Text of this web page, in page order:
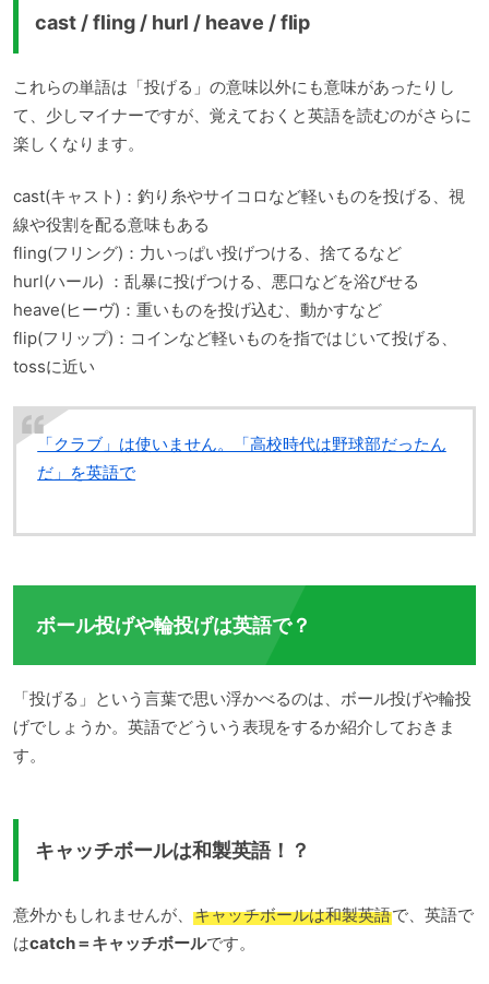
cast / fling / hurl / heave / flip
これらの単語は「投げる」の意味以外にも意味があったりし
て、少しマイナーですが、覚えておくと英語を読むのがさらに
楽しくなります。
cast(キャスト)：釣り糸やサイコロなど軽いものを投げる、視
線や役割を配る意味もある
fling(フリング)：力いっぱい投げつける、捨てるなど
hurl(ハール) ：乱暴に投げつける、悪口などを浴びせる
heave(ヒーヴ)：重いものを投げ込む、動かすなど
flip(フリップ)：コインなど軽いものを指ではじいて投げる、
tossに近い
「クラブ」は使いません。「高校時代は野球部だったん
だ」を英語で
ボール投げや輪投げは英語で？
「投げる」という言葉で思い浮かべるのは、ボール投げや輪投
げでしょうか。英語でどういう表現をするか紹介しておきま
す。
キャッチボールは和製英語！？
意外かもしれませんが、 キャッチボールは和製英語で、英語で
はcatch＝キャッチボールです。